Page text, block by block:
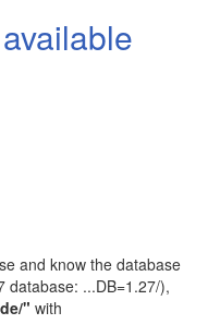
and know the database
database: ...DB=1.27/),
" with